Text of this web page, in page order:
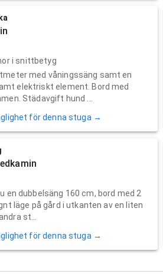
i snittbetyg
med våningssäng samt en
elektriskt element. Bord med
Städavgift hund ...
för denna stuga →
en dubbelsäng 160 cm, bord med 2
läge på gård i utkanten av en liten
st...
för denna stuga →